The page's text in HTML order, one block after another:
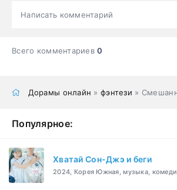
Написать комментарий
Всего комментариев0
Дорамы онлайн »фэнтези »
Популярное:
Хватай Сон-Джэ и беги
2024, Корея Южная, музыка,